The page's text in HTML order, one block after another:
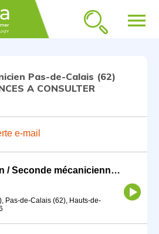
menu
Pas-de-Calais (62)
A CONSULTER
e-mail
Second mécanicien / Seconde mécanicienne (H/F)
Pas-de-Calais (62), Hauts-de-